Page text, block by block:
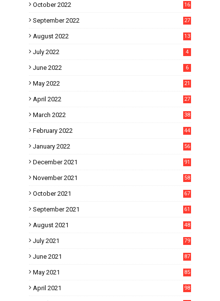
October 2022 16
September 2022 27
August 2022 13
July 2022 4
June 2022 6
May 2022 21
April 2022 27
March 2022 38
February 2022 44
January 2022 56
December 2021 91
November 2021 58
October 2021 67
September 2021 61
August 2021 48
July 2021 79
June 2021 87
May 2021 85
April 2021 98